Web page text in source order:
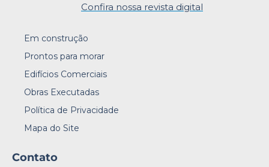
Confira nossa revista digital
Em construção
Prontos para morar
Edifícios Comerciais
Obras Executadas
Política de Privacidade
Mapa do Site
Contato